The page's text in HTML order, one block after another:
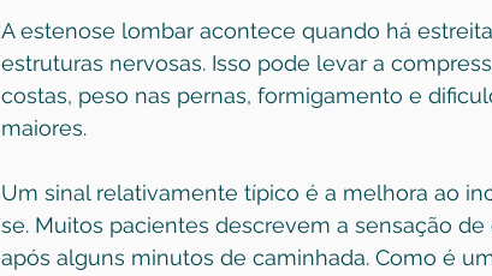
A estenose lombar acontece quando há
estruturas nervosas. Isso pode levar a
costas, peso nas pernas, formigamento e
maiores.
Um sinal relativamente típico é a melhora ao
se. Muitos pacientes descrevem a sensação
após alguns minutos de caminhada. Como é